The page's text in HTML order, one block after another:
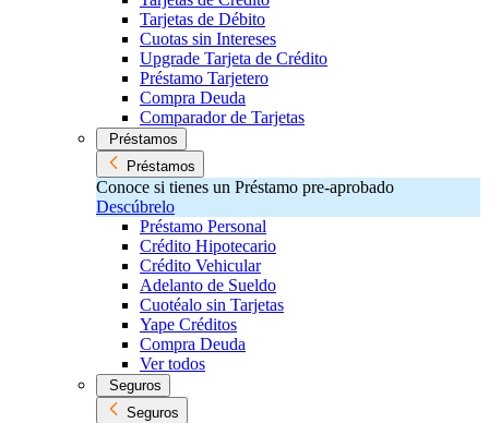
Tarjetas de Débito
Cuotas sin Intereses
Upgrade Tarjeta de Crédito
Préstamo Tarjetero
Compra Deuda
Comparador de Tarjetas
Préstamos
Préstamos
Conoce si tienes un Préstamo pre-aprobado
Descúbrelo
Préstamo Personal
Crédito Hipotecario
Crédito Vehicular
Adelanto de Sueldo
Cuotéalo sin Tarjetas
Yape Créditos
Compra Deuda
Ver todos
Seguros
Seguros